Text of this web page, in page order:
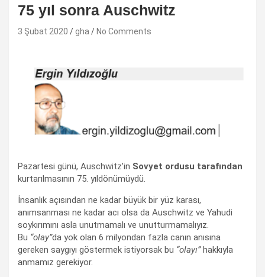
75 yıl sonra Auschwitz
3 Şubat 2020 gha No Comments
Pazartesi günü, Auschwitz’in Sovyet ordusu tarafından
kurtarılmasının 75. yıldönümüydü.
İnsanlık açısından ne kadar büyük bir yüz karası,
anımsanması ne kadar acı olsa da Auschwitz ve Yahudi
soykırımını asla unutmamalı ve unutturmamalıyız.
Bu “olay”da yok olan 6 milyondan fazla canın anısına
gereken saygıyı göstermek istiyorsak bu “olayı”hakkıyla
anmamız gerekiyor.